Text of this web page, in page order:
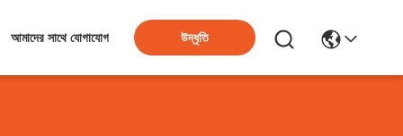
আমাদের সাথে যোগাযোগ উদ্ধৃতি